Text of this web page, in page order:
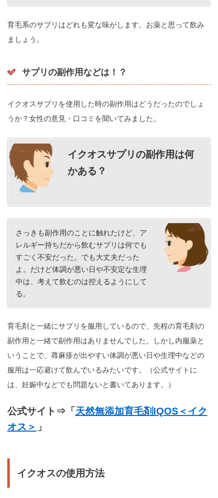
育毛系のサプリはどれも変な味がします。お薬と思って飲み
ましょう。
サプリの副作用などは！？
イクオスサプリを使用した時の副作用はどうだったのでしょ
うか？女性の意見・口コミを聞いてみました。
イクオスサプリの副作用は何
かある？
さっきも副作用のことに触れたけど、ア
レルギー持ちだから飲むサプリは何でも
すごく不安だった。でも大丈夫だった
よ。だけど体調が悪い日や不安定な生理
中は、考えて飲むのは控えるようにして
る。
育毛剤と一緒にサプリを服用しているので、先程の育毛剤の
副作用と一緒で副作用はありませんでした。しかし内服薬と
いうことで、蕁麻疹が出やすい体調が悪い日や生理中などの
服用は一応避けて飲んでいるみたいです。（公式サイトに
は、妊娠中などでも問題ないと書いてあります。）
公式サイト⇒「 天然無添加育毛剤IQOS＜イク
オス＞ 」
イクオスの使用方法